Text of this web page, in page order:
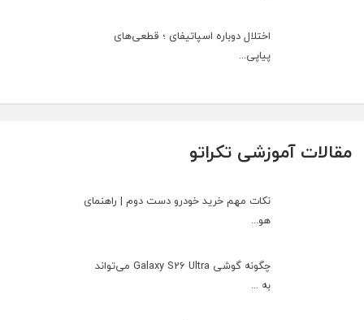
اختلال دوباره اسپاتیفای ؛ قطعی‌های
پیاپی...
مقالات آموزشی تکراتو
نکات مهم خرید خودرو دست دوم | راهنمای
هو...
چگونه گوشی Galaxy S26 Ultra می‌تواند
به ...